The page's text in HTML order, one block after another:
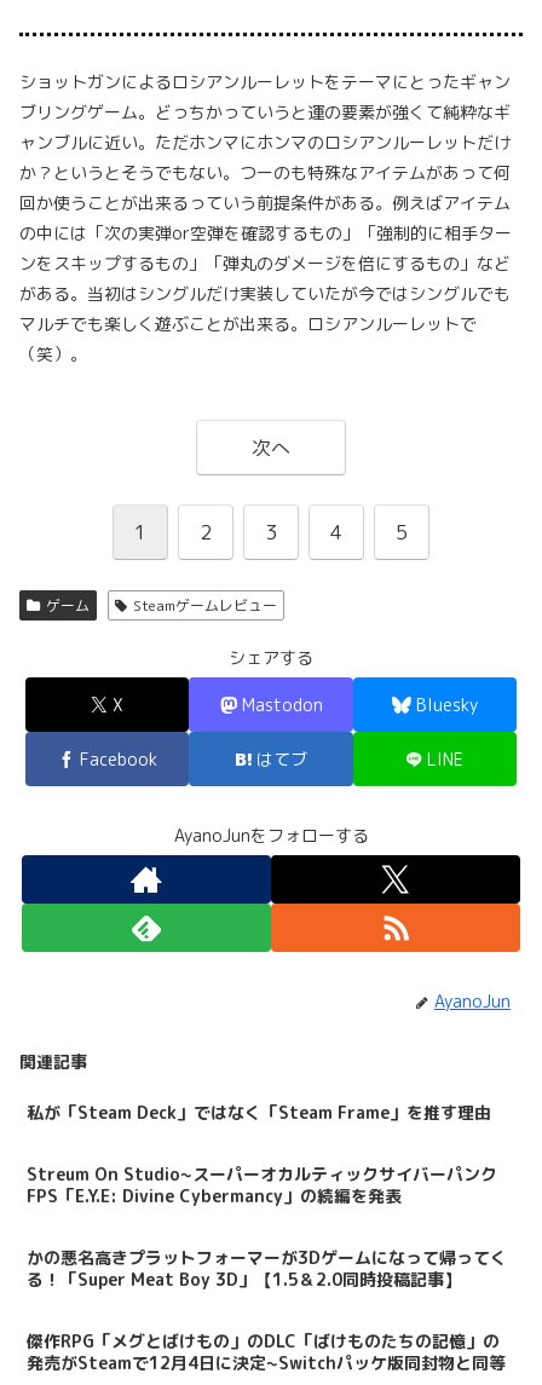
ショットガンによるロシアンルーレットをテーマにとったギャン
ブリングゲーム。どっちかっていうと運の要素が強くて純粋なギ
ャンブルに近い。ただホンマにホンマのロシアンルーレットだけ
か？というとそうでもない。つーのも特殊なアイテムがあって何
回か使うことが出来るっていう前提条件がある。例えばアイテム
の中には「次の実弾or空弾を確認するもの」「強制的に相手ター
ンをスキップするもの」「弾丸のダメージを倍にするもの」など
がある。当初はシングルだけ実装していたが今ではシングルでも
マルチでも楽しく遊ぶことが出来る。ロシアンルーレットで
（笑）。
次へ
1 2 3 4 5
ゲーム Steamゲームレビュー
シェアする
X Mastodon Bluesky
Facebook はてブ LINE
AyanoJunをフォローする
AyanoJun
関連記事
私が「Steam Deck」ではなく「Steam Frame」を推す理由
Streum On Studio~スーパーオカルティックサイバーパンク
FPS「E.Y.E: Divine Cybermancy」の続編を発表
かの悪名高きプラットフォーマーが3Dゲームになって帰ってく
る！「Super Meat Boy 3D」【1.5＆2.0同時投稿記事】
傑作RPG「メグとばけもの」のDLC「ばけものたちの記憶」の
発売がSteamで12月4日に決定~Switchパッケ版同封物と同等